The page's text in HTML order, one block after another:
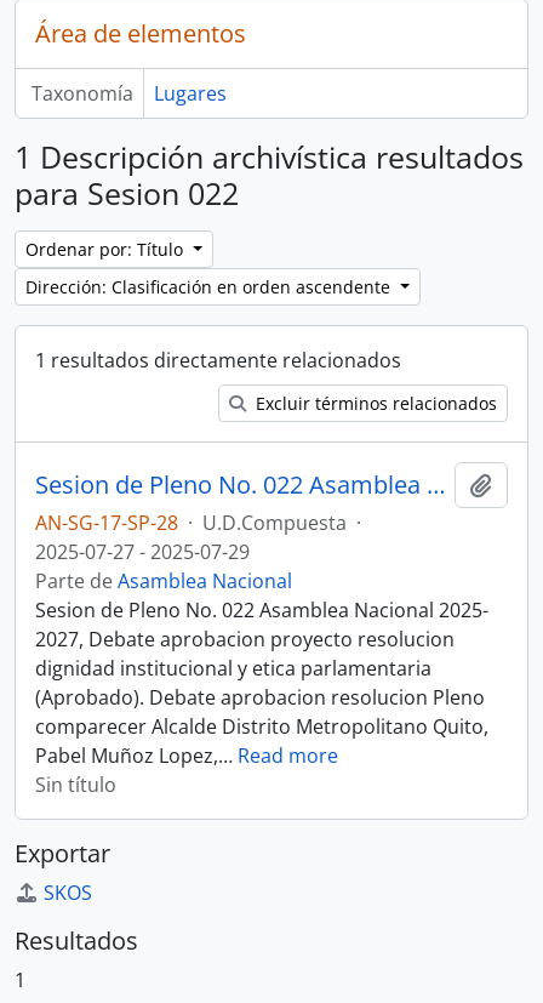
Área de elementos
Taxonomía Lugares
1 Descripción archivística resultados
para Sesion 022
Ordenar por: Título
Dirección: Clasificación en orden ascendente
1 resultados directamente relacionados
Excluir términos relacionados
Sesion de Pleno No. 022 Asamblea Nacional 2025-2027
AN-SG-17-SP-28 · U.D.Compuesta ·
2025-07-27 - 2025-07-29
Parte deAsamblea Nacional
Sesion de Pleno No. 022 Asamblea Nacional 2025-
2027, Debate aprobacion proyecto resolucion
dignidad institucional y etica parlamentaria
(Aprobado). Debate aprobacion resolucion Pleno
comparecer Alcalde Distrito Metropolitano Quito,
Pabel Muñoz Lopez,… Read more
Sin título
Exportar
SKOS
Resultados
1